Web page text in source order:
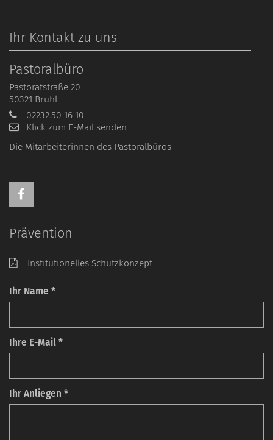
Ihr Name *
Ihre E-Mail *
Ihr Anliegen *
Ihr Kontakt zu uns
Pastoralbüro
Pastoratstraße 20
50321 Brühl
02232.50 16 10
Klick zum E-Mail senden
Die Mitarbeiterinnen des Pastoralbüros
Prävention
Institutionelles Schutzkonzept